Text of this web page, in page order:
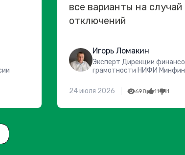
все варианты на случай
отключений
Игорь Ломакин
Эксперт Дирекции
грамотности НИФИ
24 июля 2026 698 11 1